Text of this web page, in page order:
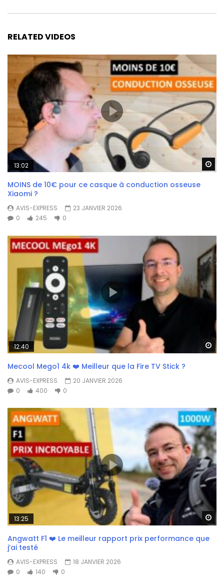
RELATED VIDEOS
13:02
MOINS de 10€ pour ce casque à conduction osseuse
Xiaomi ?
AVIS-EXPRESS
23 JANVIER 2026
0
245 0
12:40
Mecool Mego1 4k ❤️ Meilleur que la Fire TV Stick ?
AVIS-EXPRESS
20 JANVIER 2026
0
400 0
13:25
Angwatt F1 ❤️ Le meilleur rapport prix performance que
j’ai testé
AVIS-EXPRESS
18 JANVIER 2026
0
140 0